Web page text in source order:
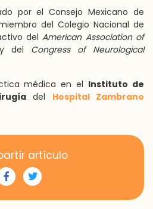
por el Consejo Mexicano de
del Colegio Nacional de
del American Association of
y del
Congress of Neurological
médica en el Instituto de
del
Hospital Zambrano
artículo